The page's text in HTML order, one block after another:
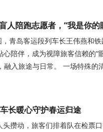
人陪跑志愿者，“我是你
青岛客运段列车长王伟燕和
陪伴，成为视障旅客信赖的
入旅途与日常。 一场特殊
长暖心守护春运归途
攒动，旅客们排着队在检票